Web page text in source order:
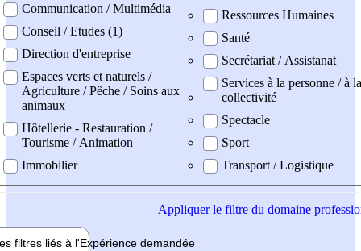
Communication / Multimédia
Conseil / Etudes (1)
Direction d'entreprise
Espaces verts et naturels /
Agriculture / Pêche / Soins aux
animaux
Hôtellerie - Restauration /
Tourisme / Animation
Immobilier
Ressources Humaines
Santé
Secrétariat / Assistanat
Services à la personne / à la
collectivité
Spectacle
Sport
Transport / Logistique
Appliquerle filtre du domaine
filtres liés à l'Expérience demandée